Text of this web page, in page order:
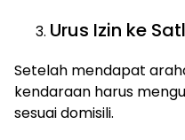
Urus Izin ke
Setelah mendapat
kendaraan harus
sesuai domisili.